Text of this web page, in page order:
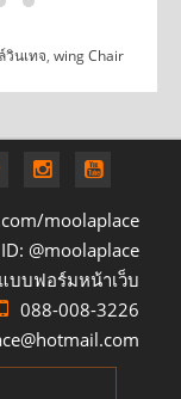
นเทจ, wing Chair
moolaplace
@moolaplace
บบฟอร์มหน้าเว็บ
088-008-3226